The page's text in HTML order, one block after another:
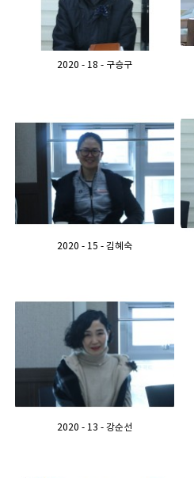
2020 - 18 - 구승구
2020 - 15 - 김혜숙
2020 - 13 - 강순선